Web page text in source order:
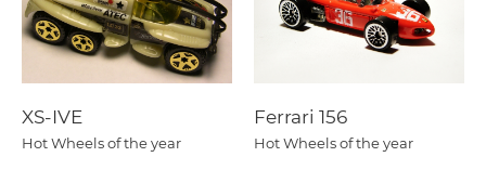
XS-IVE
Hot Wheels of the year
Ferrari 156
Hot Wheels of the year